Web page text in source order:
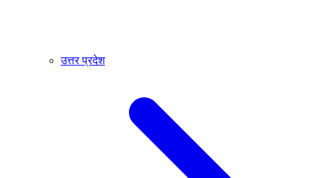
उत्तर प्रदेश